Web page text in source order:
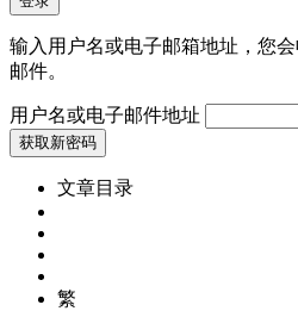
输入用户名或电子邮箱地址，您
邮件。
用户名或电子邮件地址
文章目录
繁